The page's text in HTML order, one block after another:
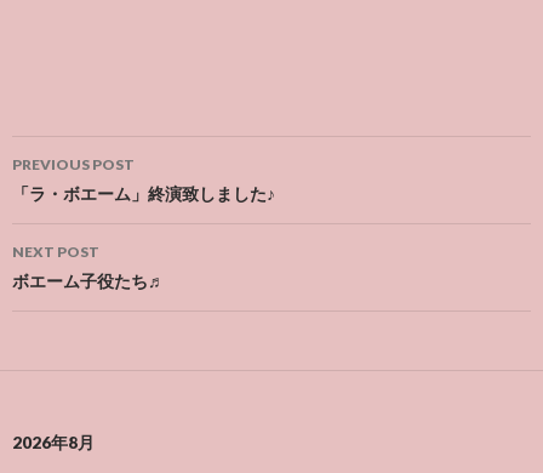
Post
navigation
PREVIOUS POST
「ラ・ボエーム」終演致しました♪
NEXT POST
ボエーム子役たち♬
2026年8月